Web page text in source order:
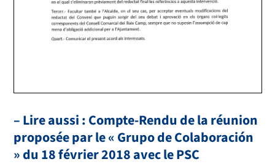
– Lire aussi : Compte-Rendu de la réunion
proposée par le « Grupo de Colaboración
» du 18 février 2018 avec le PSC